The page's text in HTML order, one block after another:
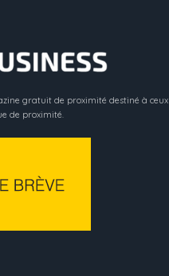
gratuit de proximité destiné à ceux
de proximité.